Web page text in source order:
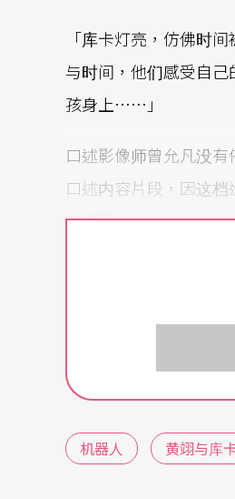
「库卡灯亮，仿佛时
与时间，他们感受自
孩身上……」
口述影像师曾允凡没
口述内容片段，因这
的段落。
投射编舞家的过往内
本作或许是黄翊这位
北数位艺术表演奖首
出后，国际巡演场次至
有趣的是，《黄翊与库
作者对于未来世界的
机器人 黄翊与库